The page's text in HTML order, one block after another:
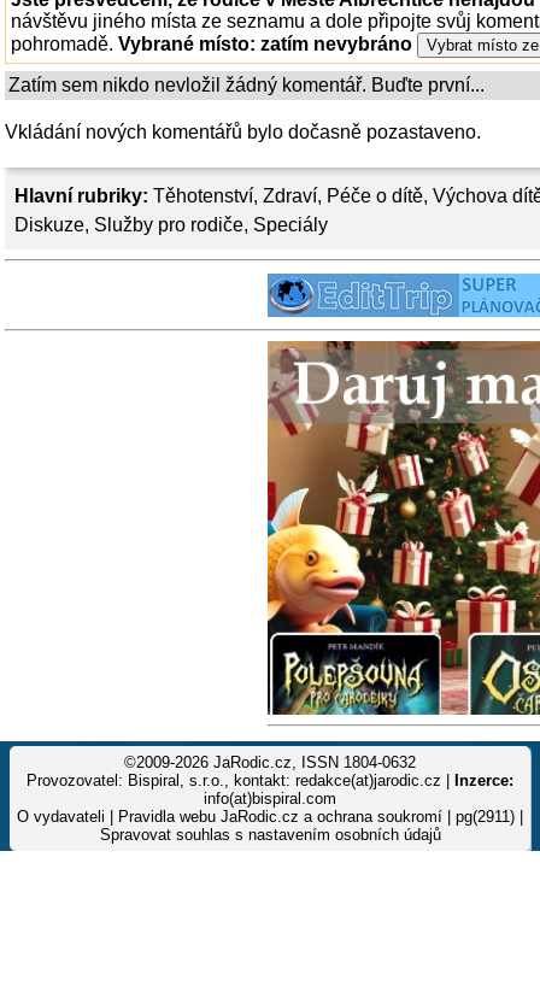
Hlavní rubriky: Těhotenství, Zdraví, Péče o dítě, Výchova
Diskuze, Služby pro rodiče, Speciály
návštěvu jiného místa ze seznamu a dole připojte svůj
pohromadě. Vybrané místo: zatím nevybráno
Zatím sem nikdo nevložil žádný komentář. Buďte první...
Vkládání nových komentářů bylo dočasně pozastaveno.
©2009-2026 JaRodic.cz, ISSN 1804-0632
Provozovatel: Bispiral, s.r.o., kontakt: redakce(at)jarodic.cz |
Inzerce:
info(at)bispiral.com
O vydavateli
Pravidla webu JaRodic.cz a ochrana soukromí | pg(2911) |
Spravovat souhlas s nastavením osobních údajů